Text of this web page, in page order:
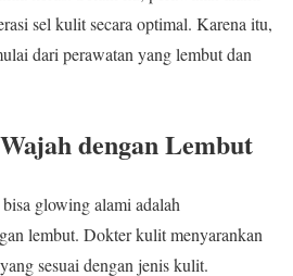
sel kulit secara optimal. Karena itu,
dari perawatan yang lembut dan
dengan Lembut
glowing alami adalah
lembut. Dokter kulit menyarankan
sesuai dengan jenis kulit.